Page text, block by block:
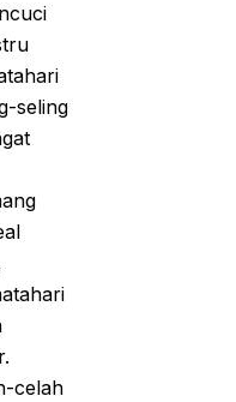
seling
celah